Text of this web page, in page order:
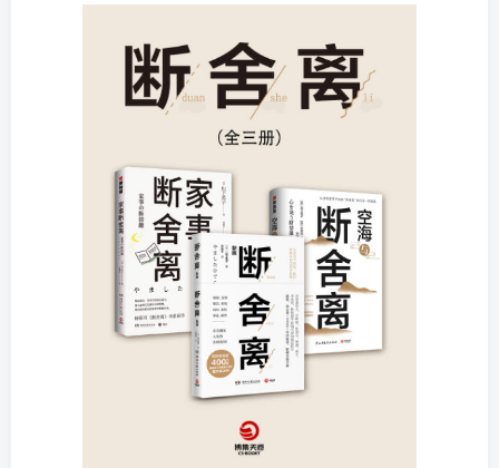
登录
没有账号？立即注册
用户名/手机号/邮箱
登录密码
记住登录 找回密码|免密登录
登录
社交账号登录